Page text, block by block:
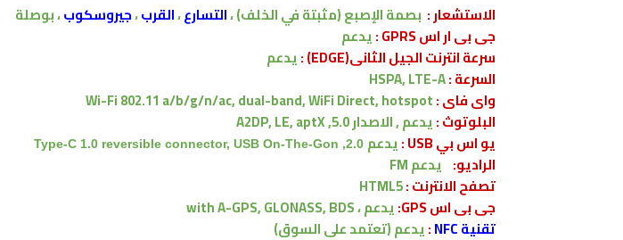
الاستشعار: بصمة الإصبع(مثبتة في الخلف) ،التسارع،القرب،جيروسكوب، بوصلة
جى بى ار اس GPRS :
يدعم
سرعة انترنت الجيل الثانى(EDGE) :
يدعم
السرعة :HSPA, LTE-A
واى فاى :Wi-Fi 802.11 a/b/g/n/ac, dual-band, WiFi Direct, hotspot
البلوتوث :يدعم , الاصدار5.0, A2DP, LE, aptX
يو اس بي USB :
يدعم 2.0, Type-C 1.0 reversible connector, USB On-The-Gon
الراديو: يدعم FM
تصفح الانترنت :HTML5
جى بى اس GPS:
يدعم ،with A-GPS, GLONASS, BDS
تقنية NFC
:يدعم(تعتمد على السوق)